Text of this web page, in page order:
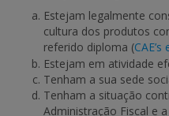
Estejam legalmente
cultura dos produtos
referido diploma (
Estejam em atividade
Tenham a sua sede
Tenham a situação
Administração Fiscal e